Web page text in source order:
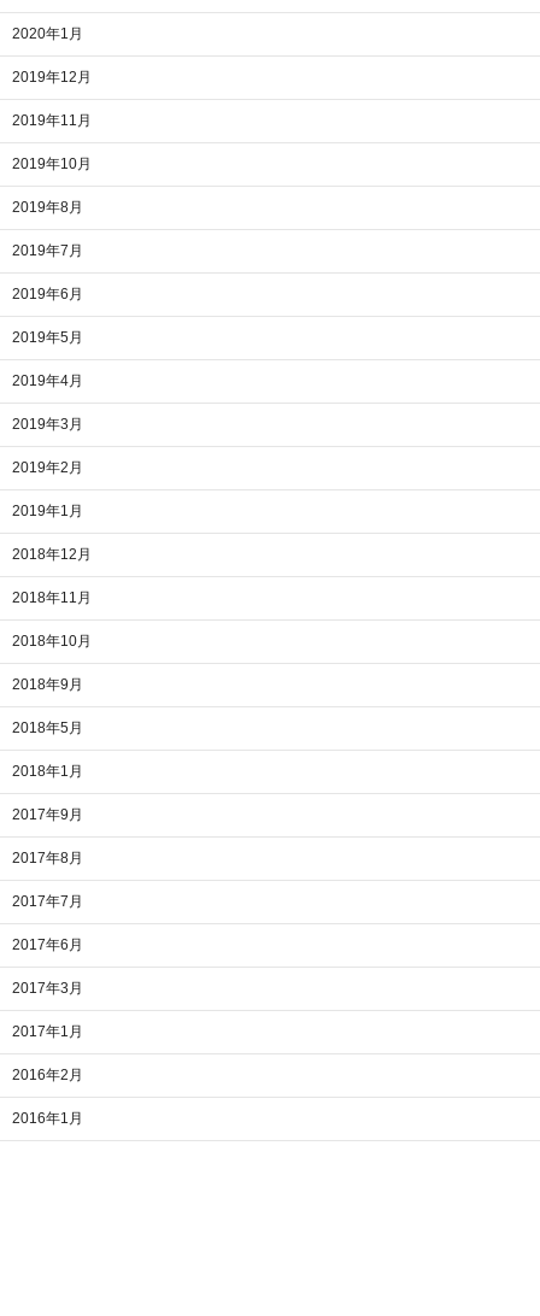
2020年1月
2019年12月
2019年11月
2019年10月
2019年8月
2019年7月
2019年6月
2019年5月
2019年4月
2019年3月
2019年2月
2019年1月
2018年12月
2018年11月
2018年10月
2018年9月
2018年5月
2018年1月
2017年9月
2017年8月
2017年7月
2017年6月
2017年3月
2017年1月
2016年2月
2016年1月